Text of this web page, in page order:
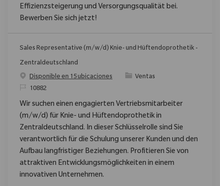
Effizienzsteigerung und Versorgungsqualität bei.
Bewerben Sie sich jetzt!
Sales Representative (m/w/d) Knie- und Hüftendoprothetik -
Zentraldeutschland
Disponible en 15 ubicaciones
Categoría
Ventas
ReqId10882
Wir suchen einen engagierten Vertriebsmitarbeiter
(m/w/d) für Knie- und Hüftendoprothetik in
Zentraldeutschland. In dieser Schlüsselrolle sind Sie
verantwortlich für die Schulung unserer Kunden und den
Aufbau langfristiger Beziehungen. Profitieren Sie von
attraktiven Entwicklungsmöglichkeiten in einem
innovativen Unternehmen.